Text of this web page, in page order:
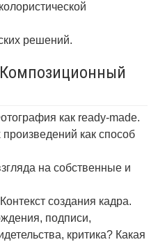
решений.
как ready-made.
как способ
на собственные и
создания кадра.
подписи,
критика? Какая